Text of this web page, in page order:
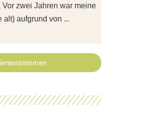
zwei Jahren war meine
alt) aufgrund von ...